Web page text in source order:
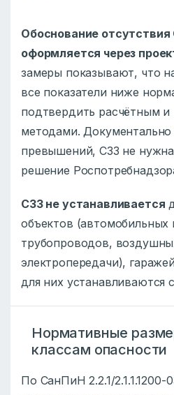
Обоснование
оформляется через
замеры показывают, что
все показатели ниже
подтвердить расчётным
методами. Документально
превышений, СЗЗ не
решение
СЗЗ не устанавливается
объектов (автомобильных
трубопроводов,
электропередачи),
для них устанавливаются
Нормативные
классам опасности
По СанПиН 2.2.1/2.1.1.1200-